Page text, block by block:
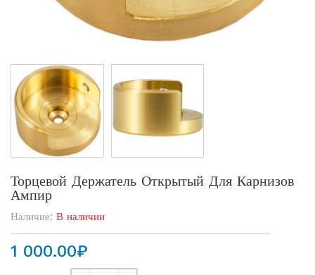
Торцевой Держатель Открытый Для Карнизов
Ампир
Наличие: В наличии
1 000.00₽